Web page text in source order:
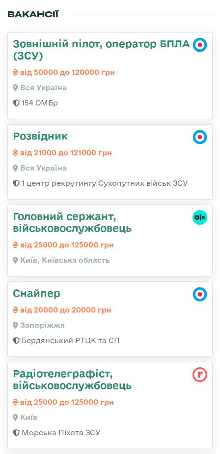
ВАКАНСІЇ
Зовнішній пілот, оператор БПЛА
(ЗСУ)
від 50000 до 120000 грн
Вся Україна
154 ОМБр
Розвідник
від 21000 до 121000 грн
Вся Україна
1 центр рекрутингу Сухопутних військ ЗСУ
Головний сержант,
військовослужбовець
від 25000 до 125000 грн
Київ, Київська область
Снайпер
від 20000 до 20000 грн
Запоріжжя
Бердянський РТЦК та СП
Радіотелеграфіст,
військовослужбовець
від 25000 до 125000 грн
Київ
Морська Піхота ЗСУ